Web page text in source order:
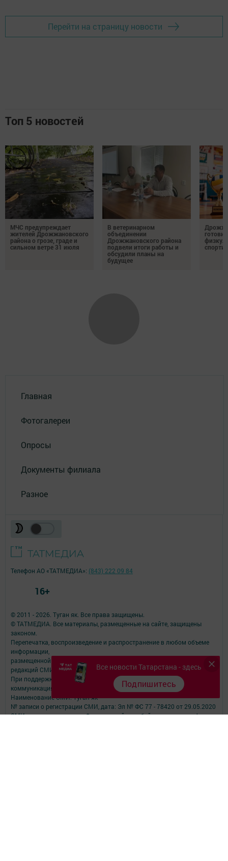
Перейти на страницу новости
Топ 5 новостей
МЧС предупреждает
жителей Дрожжановского
района о грозе, граде и
сильном ветре 31 июля
В ветеринарном
объединении
Дрожжановского района
подвели итоги работы и
обсудили планы на
будущее
Главная
Фотогалереи
Опросы
Документы филиала
Разное
Все новости Татарстана - здесь
Подпишитесь
© 2011 - 2026. Туган як. Все права защищены.
© ТАТМЕДИА. Все материалы, размещенные на сайте, защищены
законом.
Перепечатка, воспроизведение и распространение в любом объеме
информации,
размещенной на сайте, возможна только с письменного согласия
редакций СМИ.
При поддержке Республиканского агентства по печати и массовым
коммуникациям.
Наименование СМИ: Туган як
№ записи о регистрации СМИ, дата: Эл № ФС 77 - 78420 от 29.05.2020
СМИ зарегистрированно Федеральной службой по надзору в сфере
Телефон АО «ТАТМЕДИА»: (843) 222 09 84
16+